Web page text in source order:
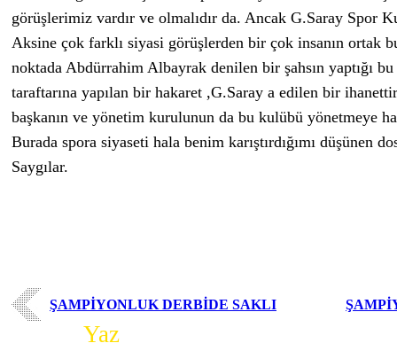
görüşlerimiz vardır ve olmalıdır da. Ancak G.Saray Spor
Aksine çok farklı siyasi görüşlerden bir çok insanın ortak
noktada Abdürrahim Albayrak denilen bir şahsın yaptığı
taraftarına yapılan bir hakaret ,G.Saray a edilen bir
başkanın ve yönetim kurulunun da bu kulübü yönetmeye
Burada spora siyaseti hala benim karıştırdığımı düşünen
Saygılar.
ŞAMPİYONLUK DERBİDE SAKLI
Yaz